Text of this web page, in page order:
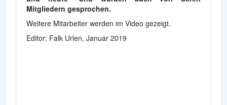
Mitgliedern gesprochen.
Weitere Mitarbeiter werden im Video gezeigt.
Editor: Falk Urlen, Januar 2019